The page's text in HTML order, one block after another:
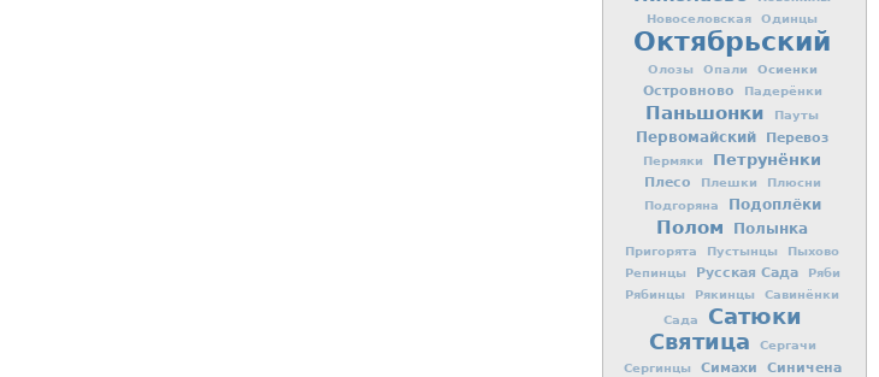
Новоселовская Одинцы
Октябрьский
Олозы Опали Осиенки
Островново Падерёнки
Паньшонки Пауты
Первомайский Перевоз
Пермяки Петрунёнки
Плесо Плешки
Плюсни
Подгоряна
Подоплёки
Полом Полынка
Пригорята Пустынцы
Пыхово
Репинцы
Русская Сада
Ряби
Рябинцы
Рякинцы
Савинёнки
Сада
Сатюки
Святица
Сергачи
Сергинцы
Симахи Синичена